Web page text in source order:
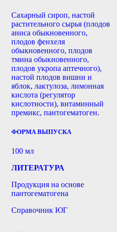
Сахарный сироп, настой
растительного сырья (плодов
аниса обыкновенного,
плодов фенхеля
обыкновенного, плодов
тмина обыкновенного,
плодов укропа аптечного),
настой плодов вишни и
яблок, лактулоза, лимонная
кислота (регулятор
кислотности), витаминный
премикс, пантогематоген.
ФОРМА ВЫПУСКА
100 мл
ЛИТЕРАТУРА
Продукция на основе
пантогематогена
Справочник ЮГ